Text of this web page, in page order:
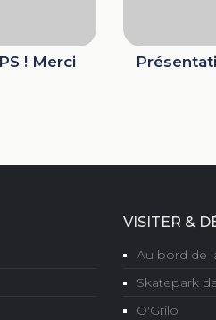
! Merci
VISITER &
Au bord de
Skatepark
O'Grilo